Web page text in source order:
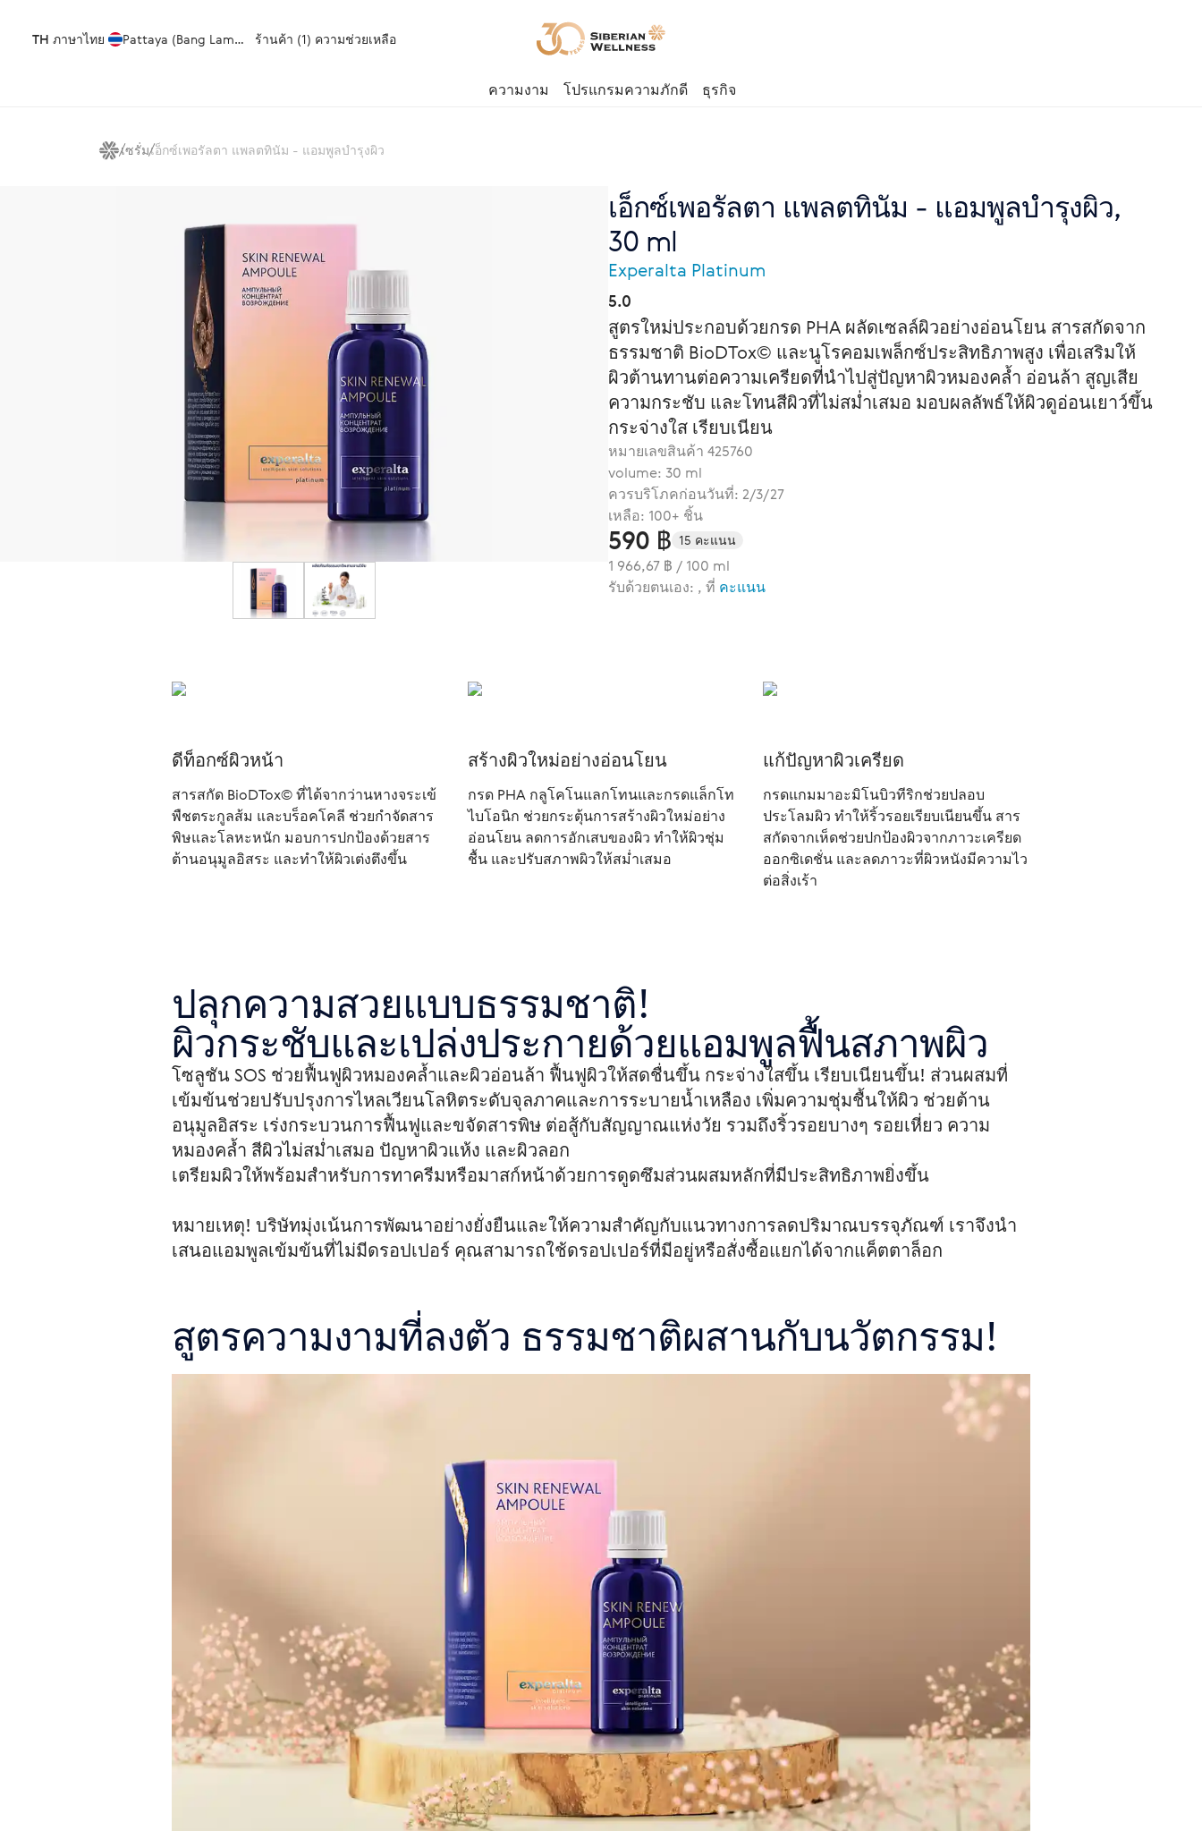
TH ภาษาไทย Pattaya (Bang Lamung) ร้านค้า (1) ความช่วยเหลือ
ความงาม โปรแกรมความภักดี ธุรกิจ
เซรั่มเอ็กซ์เพอรัลตา แพลตทินัม - แอมพูลบำรุงผิว
เอ็กซ์เพอรัลตา แพลตทินัม - แอมพูลบำรุงผิว,
30 ml
Experalta Platinum
5.0
สูตรใหม่ประกอบด้วยกรด PHA ผลัดเซลล์ผิวอย่างอ่อนโยน สารสกัดจาก
ธรรมชาติ BioDTox© และนูโรคอมเพล็กซ์ประสิทธิภาพสูง เพื่อเสริมให้
ผิวต้านทานต่อความเครียดที่นำไปสู่ปัญหาผิวหมองคล้ำ อ่อนล้า สูญเสีย
ความกระชับ และโทนสีผิวที่ไม่สม่ำเสมอ มอบผลลัพธ์ให้ผิวดูอ่อนเยาว์ขึ้น
กระจ่างใส เรียบเนียน
หมายเลขสินค้า 425760
volume: 30 ml
ควรบริโภคก่อนวันที่: 2/3/27
เหลือ: 100+ ชิ้น
590 ฿ 15 คะแนน
1 966,67 ฿ / 100 ml
รับด้วยตนเอง: , ที่ คะแนน
ดีท็อกซ์ผิวหน้า
สารสกัด BioDTox© ที่ได้จากว่านหางจระเข้
พืชตระกูลส้ม และบร็อคโคลี ช่วยกำจัดสาร
พิษและโลหะหนัก มอบการปกป้องด้วยสาร
ต้านอนุมูลอิสระ และทำให้ผิวเต่งตึงขึ้น
สร้างผิวใหม่อย่างอ่อนโยน
กรด PHA กลูโคโนแลกโทนและกรดแล็กโท
ไบโอนิก ช่วยกระตุ้นการสร้างผิวใหม่อย่าง
อ่อนโยน ลดการอักเสบของผิว ทำให้ผิวชุ่ม
ชื้น และปรับสภาพผิวให้สม่ำเสมอ
แก้ปัญหาผิวเครียด
กรดแกมมาอะมิโนบิวทีริกช่วยปลอบ
ประโลมผิว ทำให้ริ้วรอยเรียบเนียนขึ้น สาร
สกัดจากเห็ดช่วยปกป้องผิวจากภาวะเครียด
ออกซิเดชั่น และลดภาวะที่ผิวหนังมีความไว
ต่อสิ่งเร้า
ปลุกความสวยแบบธรรมชาติ!
ผิวกระชับและเปล่งประกายด้วยแอมพูลฟื้นสภาพผิว
โซลูชัน SOS ช่วยฟื้นฟูผิวหมองคล้ำและผิวอ่อนล้า ฟื้นฟูผิวให้สดชื่นขึ้น กระจ่างใสขึ้น เรียบเนียนขึ้น! ส่วนผสมที่
เข้มข้นช่วยปรับปรุงการไหลเวียนโลหิตระดับจุลภาคและการระบายน้ำเหลือง เพิ่มความชุ่มชื้นให้ผิว ช่วยต้าน
อนุมูลอิสระ เร่งกระบวนการฟื้นฟูและขจัดสารพิษ ต่อสู้กับสัญญาณแห่งวัย รวมถึงริ้วรอยบางๆ รอยเหี่ยว ความ
หมองคล้ำ สีผิวไม่สม่ำเสมอ ปัญหาผิวแห้ง และผิวลอก
เตรียมผิวให้พร้อมสำหรับการทาครีมหรือมาสก์หน้าด้วยการดูดซึมส่วนผสมหลักที่มีประสิทธิภาพยิ่งขึ้น
หมายเหตุ! บริษัทมุ่งเน้นการพัฒนาอย่างยั่งยืนและให้ความสำคัญกับแนวทางการลดปริมาณบรรจุภัณฑ์ เราจึงนำ
เสนอแอมพูลเข้มข้นที่ไม่มีดรอปเปอร์ คุณสามารถใช้ดรอปเปอร์ที่มีอยู่หรือสั่งซื้อแยกได้จากแค็ตตาล็อก
สูตรความงามที่ลงตัว ธรรมชาติผสานกับนวัตกรรม!